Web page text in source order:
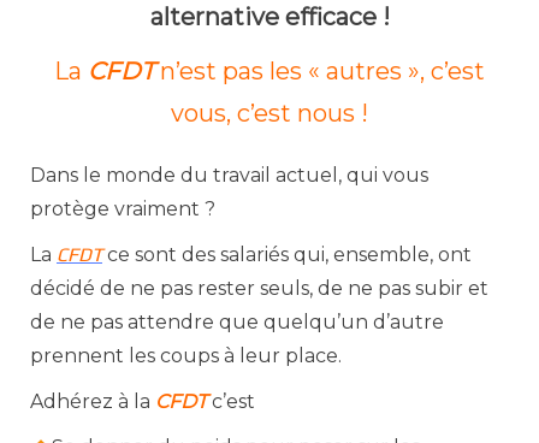
alternative efficace !
La CFDTn’est pas les « autres », c’est
vous, c’est nous !
Dans le monde du travail actuel, qui vous
protège vraiment ?
La CFDTce sont des salariés qui, ensemble, ont
décidé de ne pas rester seuls, de ne pas subir et
de ne pas attendre que quelqu’un d’autre
prennent les coups à leur place.
Adhérez à la CFDTc’est